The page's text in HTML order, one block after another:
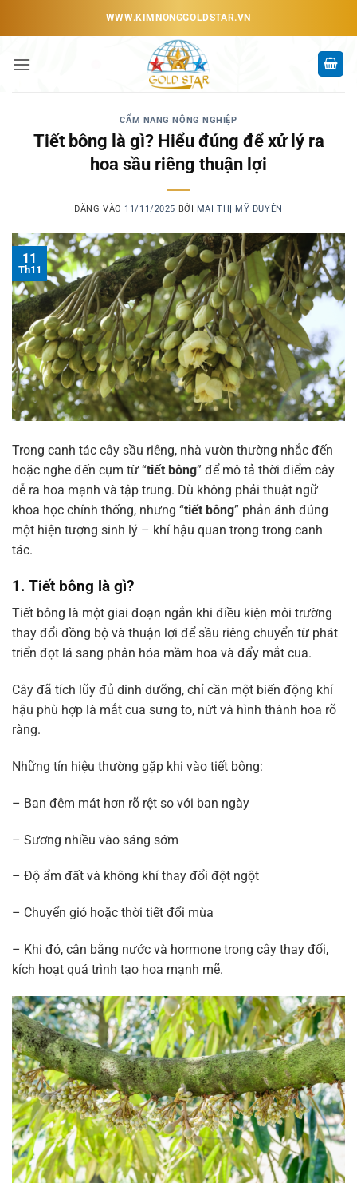
dung
WWW.KIMNONGGOLDSTAR.VN
CẨM NANG NÔNG NGHIỆP
Tiết bông là gì? Hiểu đúng để xử lý ra
hoa sầu riêng thuận lợi
ĐĂNG VÀO 11/11/2025 BỞI MAI THỊ MỸ DUYÊN
11
Th11
Trong canh tác cây sầu riêng, nhà vườn thường nhắc đến
hoặc nghe đến cụm từ “tiết bông” để mô tả thời điểm cây
dễ ra hoa mạnh và tập trung. Dù không phải thuật ngữ
khoa học chính thống, nhưng “tiết bông” phản ánh đúng
một hiện tượng sinh lý – khí hậu quan trọng trong canh
tác.
1. Tiết bông là gì?
Tiết bông là một giai đoạn ngắn khi điều kiện môi trường
thay đổi đồng bộ và thuận lợi để sầu riêng chuyển từ phát
triển đọt lá sang phân hóa mầm hoa và đẩy mắt cua.
Cây đã tích lũy đủ dinh dưỡng, chỉ cần một biến động khí
hậu phù hợp là mắt cua sưng to, nứt và hình thành hoa rõ
ràng.
Những tín hiệu thường gặp khi vào tiết bông:
– Ban đêm mát hơn rõ rệt so với ban ngày
– Sương nhiều vào sáng sớm
– Độ ẩm đất và không khí thay đổi đột ngột
– Chuyển gió hoặc thời tiết đổi mùa
– Khi đó, cân bằng nước và hormone trong cây thay đổi,
kích hoạt quá trình tạo hoa mạnh mẽ.